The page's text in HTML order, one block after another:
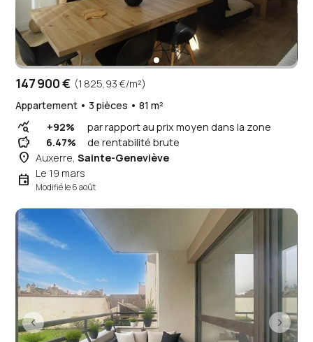
147 900 € (1 825,93 €/m²)
Appartement • 3 pièces • 81 m²
query_stats +92% par rapport au prix moyen dans la zone
savings 6.47% de rentabilité brute
place Auxerre,Sainte-Geneviève
event Le 19 mars
Modifié le 6 août